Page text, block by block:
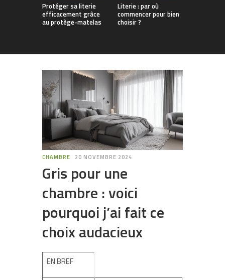
Protéger sa literie
efficacement grâce
au protège-matelas
Literie : par où
commencer pour bien
choisir ?
CHAMBRE 20 NOVEMBRE 2024
Gris pour une
chambre : voici
pourquoi j’ai fait ce
choix audacieux
EN BREF